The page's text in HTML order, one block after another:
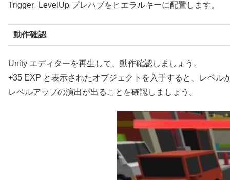
Trigger_LevelUp プレハブをヒエラルキーに配置します。
動作確認
Unity エディターを再生して、動作確認しましょう。
+35 EXP と表示されたオブジェクトを入手すると、レベル
レベルアップの演出が出ることを確認しましょう。